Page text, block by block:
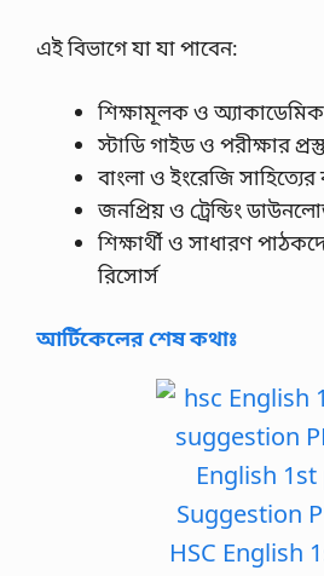
এই বিভাগে যা যা পাবেন:
শিক্ষামূলক ও
স্টাডি গাইড ও পরীক্ষার
বাংলা ও ইংরেজি সাহিত্যের
জনপ্রিয় ও ট্রেন্ডিং
শিক্ষার্থী ও সাধারণ
রিসোর্স
আর্টিকেলের শেষ কথাঃ